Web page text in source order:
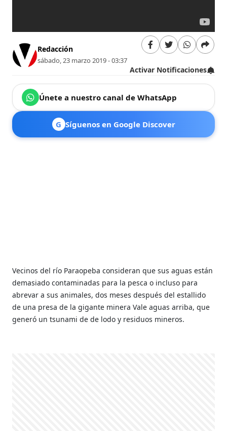
Redacción
sábado, 23 marzo 2019 - 03:37
Activar Notificaciones
Únete a nuestro canal de WhatsApp
G Síguenos en Google Discover
Vecinos del río Paraopeba consideran que sus aguas están
demasiado contaminadas para la pesca o incluso para
abrevar a sus animales, dos meses después del estallido
de una presa de la gigante minera Vale aguas arriba, que
generó un tsunami de de lodo y residuos mineros.